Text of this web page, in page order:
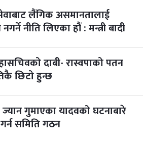
लैंगिक असमानतालाई
नगर्ने नीति लिएका हौं : मन्त्री बादी
दाबी- रास्वपाको पतन
छिटो हुन्छ
ज्यान गुमाएका यादवको घटनाबारे
समिति गठन